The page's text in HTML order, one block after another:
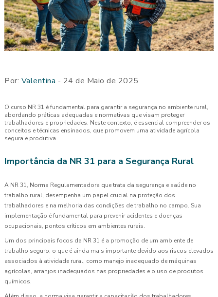
Por: Valentina - 24 de Maio de 2025
O curso NR 31 é fundamental para garantir a segurança no ambiente rural,
abordando práticas adequadas e normativas que visam proteger
trabalhadores e propriedades. Neste contexto, é essencial compreender os
conceitos e técnicas ensinados, que promovem uma atividade agrícola
segura e produtiva.
Importância da NR 31 para a Segurança Rural
A NR 31, Norma Regulamentadora que trata da segurança e saúde no
trabalho rural, desempenha um papel crucial na proteção dos
trabalhadores e na melhoria das condições de trabalho no campo. Sua
implementação é fundamental para prevenir acidentes e doenças
ocupacionais, pontos críticos em ambientes rurais.
Um dos principais focos da NR 31 é a promoção de um ambiente de
trabalho seguro, o que é ainda mais importante devido aos riscos elevados
associados à atividade rural, como manejo inadequado de máquinas
agrícolas, arranjos inadequados nas propriedades e o uso de produtos
químicos.